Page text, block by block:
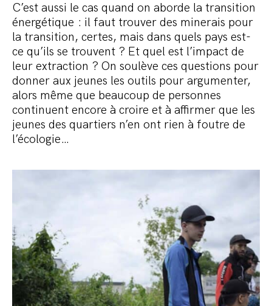
C’est aussi le cas quand on aborde la transition
énergétique : il faut trouver des minerais pour
la transition, certes, mais dans quels pays est-
ce qu’ils se trouvent ? Et quel est l’impact de
leur extraction ? On soulève ces questions pour
donner aux jeunes les outils pour argumenter,
alors même que beaucoup de personnes
continuent encore à croire et à affirmer que les
jeunes des quartiers n’en ont rien à foutre de
l’écologie…